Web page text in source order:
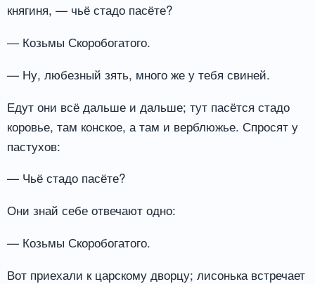
княгиня, — чьё стадо пасёте?
— Козьмы Скоробогатого.
— Ну, любезный зять, много же у тебя свиней.
Едут они всё дальше и дальше; тут пасётся стадо
коровье, там конское, а там и верблюжье. Спросят у
пастухов:
— Чьё стадо пасёте?
Они знай себе отвечают одно:
— Козьмы Скоробогатого.
Вот приехали к царскому дворцу; лисонька встречает